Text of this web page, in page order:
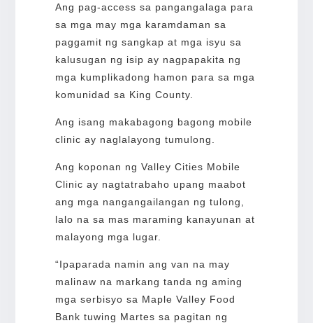
Ang pag-access sa pangangalaga para
sa mga may mga karamdaman sa
paggamit ng sangkap at mga isyu sa
kalusugan ng isip ay nagpapakita ng
mga kumplikadong hamon para sa mga
komunidad sa King County.
Ang isang makabagong bagong mobile
clinic ay naglalayong tumulong.
Ang koponan ng Valley Cities Mobile
Clinic ay nagtatrabaho upang maabot
ang mga nangangailangan ng tulong,
lalo na sa mas maraming kanayunan at
malayong mga lugar.
“Ipaparada namin ang van na may
malinaw na markang tanda ng aming
mga serbisyo sa Maple Valley Food
Bank tuwing Martes sa pagitan ng